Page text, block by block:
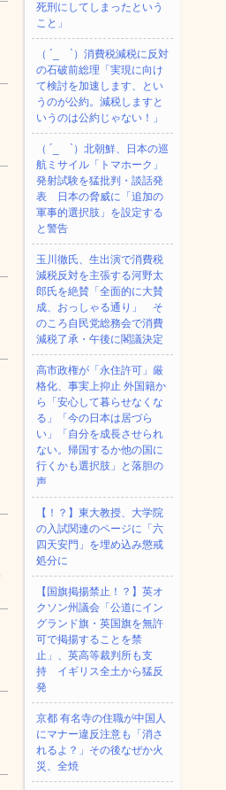
死刑にしてしまったという
こと」
（ ´_ゝ`）消費税減税に反対
の石破前総理「実現に向け
て検討を加速します、とい
うのが公約。減税しますと
いうのは公約じゃない！」
（ ´_ゝ`）北朝鮮、日本の巡
航ミサイル「‌トマホーク」
発射試験を猛批判・談話発
表 日本の脅威に「追加の
軍事的選択肢」を設定する
と警告
玉川徹氏、生出演で消費税
減税反対を主張する河野太
郎氏を絶賛「全面的に大賛
成、おっしゃる通り」 そ
のころ自民党総務会で消費
減税了承・午後に閣議決定
高市政権が「永住許可」厳
格化、事実上抑止 外国籍か
ら「安心して暮らせなくな
る」「今の日本は居づら
い」「自分を成長させられ
ない。帰国するか他の国に
行くかも選択肢」と落胆の
声
【！？】東大教授、大学院
の入試関連のページに「六
四天安門」を埋め込み懲戒
処分に
【国旗掲揚禁止！？】英オ
クソン州議会「公道にイン
グランド旗・英国旗を無許
可で掲揚することを禁
止」、英高等裁判所も支
持 イギリス全土から猛反
発
京都 有名寺の住職が中国人
にマナー違反注意も「消さ
れるよ？」その後なぜか火
災、全焼